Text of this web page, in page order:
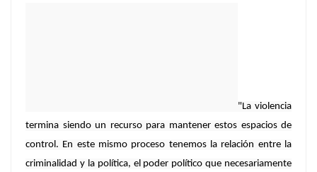
"La violencia
termina siendo un recurso para mantener estos espacios de
control. En este mismo proceso tenemos la relación entre la
criminalidad y la política, el poder político que necesariamente